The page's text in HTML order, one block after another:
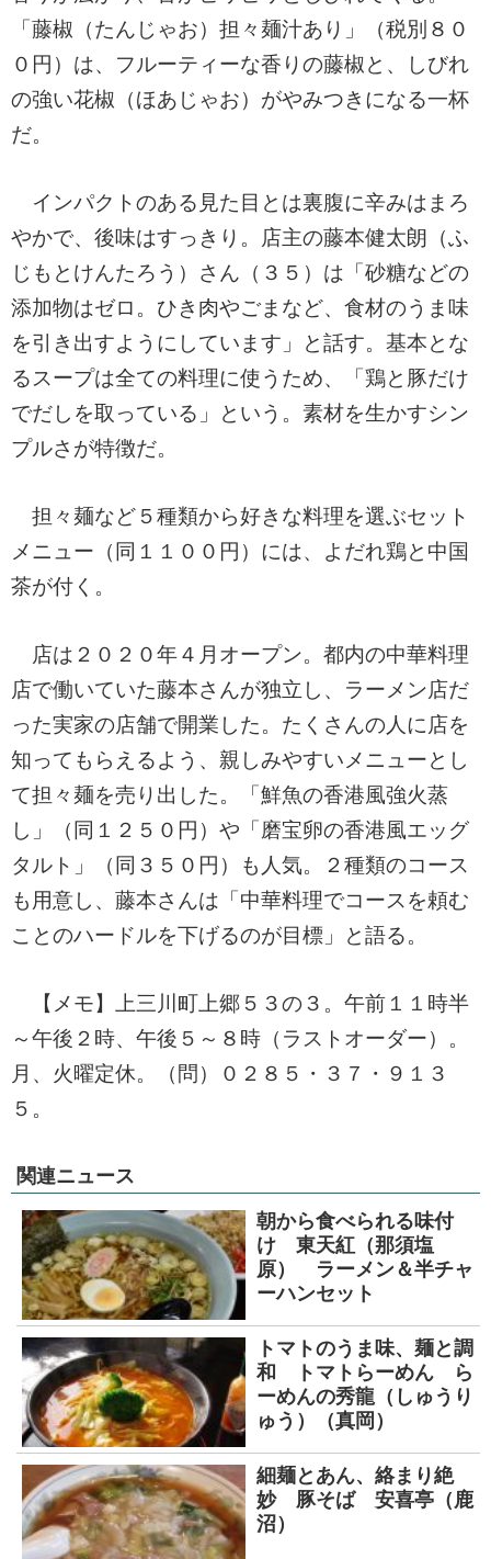
「藤椒（たんじゃお）担々麺汁あり」（税別８０
０円）は、フルーティーな香りの藤椒と、しびれ
の強い花椒（ほあじゃお）がやみつきになる一杯
だ。
インパクトのある見た目とは裏腹に辛みはまろ
やかで、後味はすっきり。店主の藤本健太朗（ふ
じもとけんたろう）さん（３５）は「砂糖などの
添加物はゼロ。ひき肉やごまなど、食材のうま味
を引き出すようにしています」と話す。基本とな
るスープは全ての料理に使うため、「鶏と豚だけ
でだしを取っている」という。素材を生かすシン
プルさが特徴だ。
担々麺など５種類から好きな料理を選ぶセット
メニュー（同１１００円）には、よだれ鶏と中国
茶が付く。
店は２０２０年４月オープン。都内の中華料理
店で働いていた藤本さんが独立し、ラーメン店だ
った実家の店舗で開業した。たくさんの人に店を
知ってもらえるよう、親しみやすいメニューとし
て担々麺を売り出した。「鮮魚の香港風強火蒸
し」（同１２５０円）や「磨宝卵の香港風エッグ
タルト」（同３５０円）も人気。２種類のコース
も用意し、藤本さんは「中華料理でコースを頼む
ことのハードルを下げるのが目標」と語る。
【メモ】上三川町上郷５３の３。午前１１時半
～午後２時、午後５～８時（ラストオーダー）。
月、火曜定休。（問）０２８５・３７・９１３
５。
関連ニュース
朝から食べられる味付
け 東天紅（那須塩
原） ラーメン＆半チャ
ーハンセット
トマトのうま味、麺と調
和 トマトらーめん ら
ーめんの秀龍（しゅうり
ゅう）（真岡）
細麺とあん、絡まり絶
妙 豚そば 安喜亭（鹿
沼）